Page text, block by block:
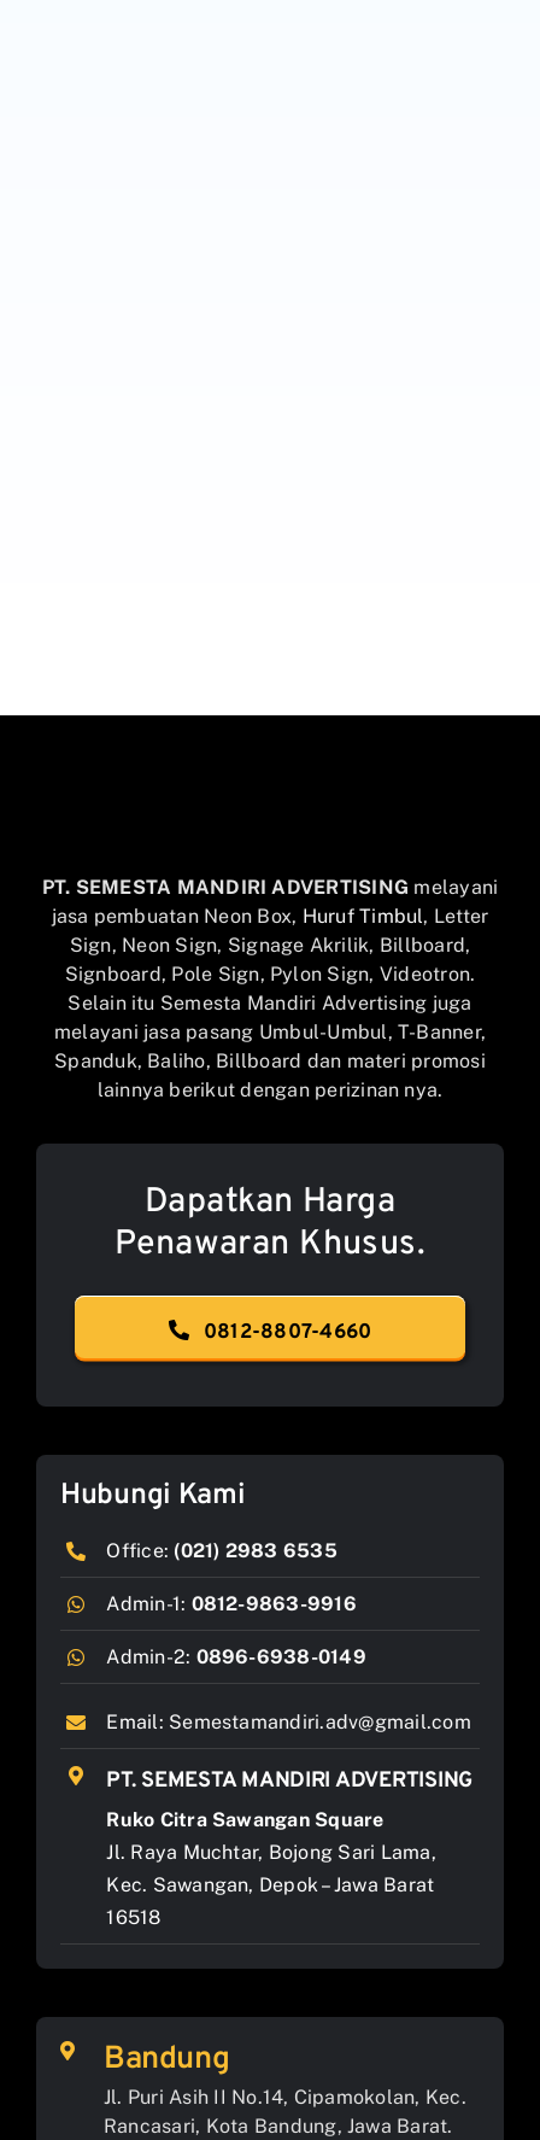
PT. SEMESTA MANDIRI ADVERTISING melayani
jasa pembuatan Neon Box, Huruf Timbul, Letter
Sign, Neon Sign, Signage Akrilik, Billboard,
Signboard, Pole Sign, Pylon Sign, Videotron.
Selain itu Semesta Mandiri Advertising juga
melayani jasa pasang Umbul-Umbul, T-Banner,
Spanduk, Baliho, Billboard dan materi promosi
lainnya berikut dengan perizinan nya.
Dapatkan Harga
Penawaran Khusus.
0812-8807-4660
Hubungi Kami
Office: (021) 2983 6535
Admin-1: 0812-9863-9916
Admin-2: 0896-6938-0149
Email: Semestamandiri.adv@gmail.com
PT. SEMESTA MANDIRI ADVERTISING
Ruko Citra Sawangan Square
Jl. Raya Muchtar, Bojong Sari Lama,
Kec. Sawangan, Depok – Jawa Barat
16518
Bandung
Jl. Puri Asih II No.14, Cipamokolan, Kec.
Rancasari, Kota Bandung, Jawa Barat.